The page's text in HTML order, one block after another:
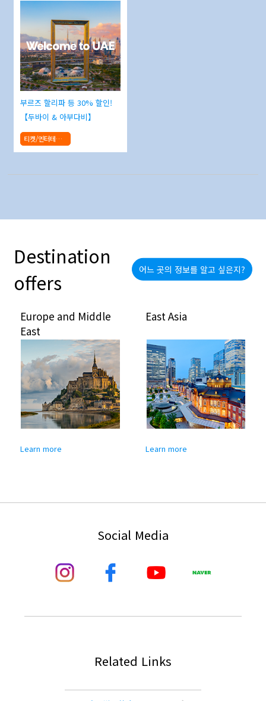
부르즈 할리파 등 30% 할인!
【두바이 & 아부다비】
티켓/엔터테인먼트
Destination
offers
어느 곳의 정보를 알고 싶은지?
Europe and Middle
East
Learn more
East Asia
Learn more
Social Media
Related Links